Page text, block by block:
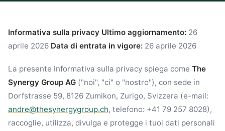
Informativa sulla privacy Ultimo aggiornamento: 26
aprile 2026 Data di entrata in vigore: 26 aprile 2026
La presente Informativa sulla privacy spiega come The
Synergy Group AG ("noi", "ci" o "nostro"), con sede in
Dorfstrasse 59, 8126 Zumikon, Zurigo, Svizzera (e-mail:
andre@thesynergygroup.ch, telefono: +41 79 257 8028),
raccoglie, utilizza, divulga e protegge i tuoi dati personali